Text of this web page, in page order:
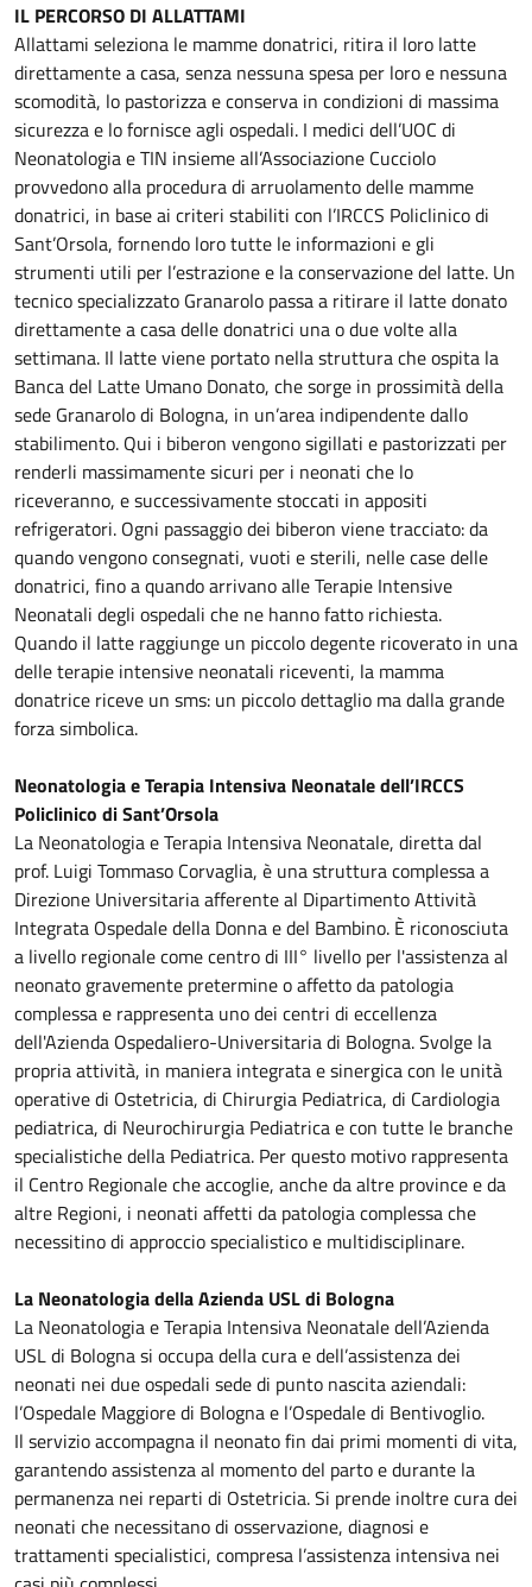
IL PERCORSO DI ALLATTAMI
Allattami seleziona le mamme donatrici, ritira il loro latte
direttamente a casa, senza nessuna spesa per loro e nessuna
scomodità, lo pastorizza e conserva in condizioni di massima
sicurezza e lo fornisce agli ospedali. I medici dell’UOC di
Neonatologia e TIN insieme all’Associazione Cucciolo
provvedono alla procedura di arruolamento delle mamme
donatrici, in base ai criteri stabiliti con l’IRCCS Policlinico di
Sant’Orsola, fornendo loro tutte le informazioni e gli
strumenti utili per l’estrazione e la conservazione del latte. Un
tecnico specializzato Granarolo passa a ritirare il latte donato
direttamente a casa delle donatrici una o due volte alla
settimana. Il latte viene portato nella struttura che ospita la
Banca del Latte Umano Donato, che sorge in prossimità della
sede Granarolo di Bologna, in un’area indipendente dallo
stabilimento. Qui i biberon vengono sigillati e pastorizzati per
renderli massimamente sicuri per i neonati che lo
riceveranno, e successivamente stoccati in appositi
refrigeratori. Ogni passaggio dei biberon viene tracciato: da
quando vengono consegnati, vuoti e sterili, nelle case delle
donatrici, fino a quando arrivano alle Terapie Intensive
Neonatali degli ospedali che ne hanno fatto richiesta.
Quando il latte raggiunge un piccolo degente ricoverato in una
delle terapie intensive neonatali riceventi, la mamma
donatrice riceve un sms: un piccolo dettaglio ma dalla grande
forza simbolica.
Neonatologia e Terapia Intensiva Neonatale dell’IRCCS
Policlinico di Sant’Orsola
La Neonatologia e Terapia Intensiva Neonatale, diretta dal
prof. Luigi Tommaso Corvaglia, è una struttura complessa a
Direzione Universitaria afferente al Dipartimento Attività
Integrata Ospedale della Donna e del Bambino. È riconosciuta
a livello regionale come centro di III° livello per l'assistenza al
neonato gravemente pretermine o affetto da patologia
complessa e rappresenta uno dei centri di eccellenza
dell'Azienda Ospedaliero-Universitaria di Bologna. Svolge la
propria attività, in maniera integrata e sinergica con le unità
operative di Ostetricia, di Chirurgia Pediatrica, di Cardiologia
pediatrica, di Neurochirurgia Pediatrica e con tutte le branche
specialistiche della Pediatrica. Per questo motivo rappresenta
il Centro Regionale che accoglie, anche da altre province e da
altre Regioni, i neonati affetti da patologia complessa che
necessitino di approccio specialistico e multidisciplinare.
La Neonatologia della Azienda USL di Bologna
La Neonatologia e Terapia Intensiva Neonatale dell’Azienda
USL di Bologna si occupa della cura e dell’assistenza dei
neonati nei due ospedali sede di punto nascita aziendali:
l’Ospedale Maggiore di Bologna e l’Ospedale di Bentivoglio.
Il servizio accompagna il neonato fin dai primi momenti di vita,
garantendo assistenza al momento del parto e durante la
permanenza nei reparti di Ostetricia. Si prende inoltre cura dei
neonati che necessitano di osservazione, diagnosi e
trattamenti specialistici, compresa l’assistenza intensiva nei